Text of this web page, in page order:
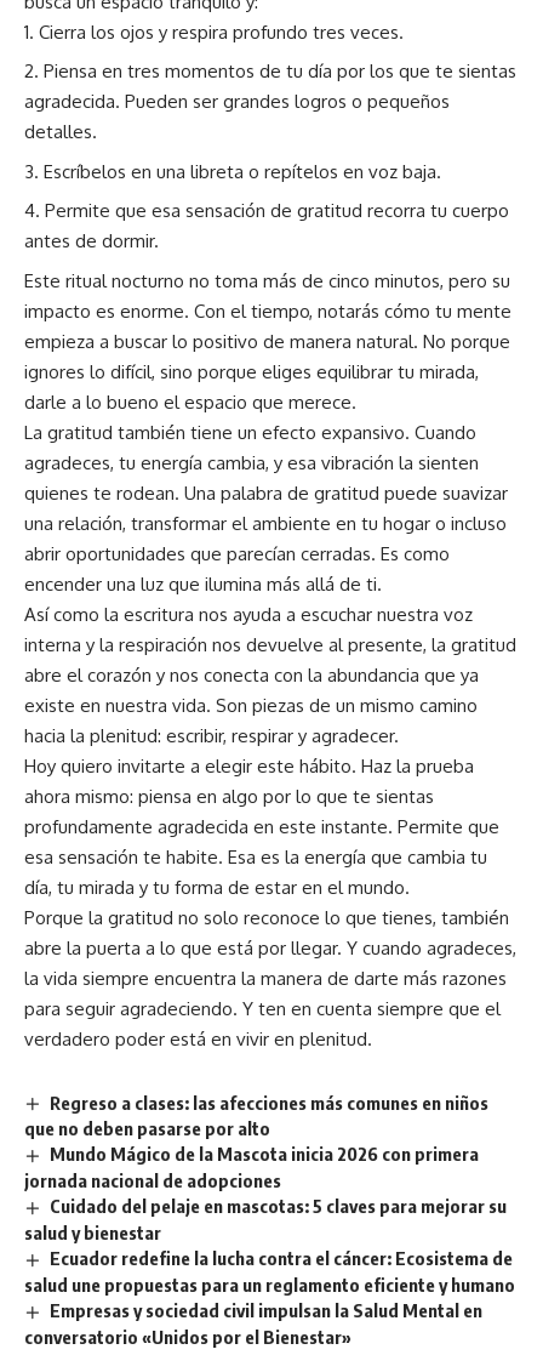
Cierra los ojos y respira profundo tres veces.
Piensa en tres momentos de tu día por los que te sientas
agradecida. Pueden ser grandes logros o pequeños
detalles.
Escríbelos en una libreta o repítelos en voz baja.
Permite que esa sensación de gratitud recorra tu cuerpo
antes de dormir.
Este ritual nocturno no toma más de cinco minutos, pero su
impacto es enorme. Con el tiempo, notarás cómo tu mente
empieza a buscar lo positivo de manera natural. No porque
ignores lo difícil, sino porque eliges equilibrar tu mirada,
darle a lo bueno el espacio que merece.
La gratitud también tiene un efecto expansivo. Cuando
agradeces, tu energía cambia, y esa vibración la sienten
quienes te rodean. Una palabra de gratitud puede suavizar
una relación, transformar el ambiente en tu hogar o incluso
abrir oportunidades que parecían cerradas. Es como
encender una luz que ilumina más allá de ti.
Así como la escritura nos ayuda a escuchar nuestra voz
interna y la respiración nos devuelve al presente, la gratitud
abre el corazón y nos conecta con la abundancia que ya
existe en nuestra vida. Son piezas de un mismo camino
hacia la plenitud: escribir, respirar y agradecer.
Hoy quiero invitarte a elegir este hábito. Haz la prueba
ahora mismo: piensa en algo por lo que te sientas
profundamente agradecida en este instante. Permite que
esa sensación te habite. Esa es la energía que cambia tu
día, tu mirada y tu forma de estar en el mundo.
Porque la gratitud no solo reconoce lo que tienes, también
abre la puerta a lo que está por llegar. Y cuando agradeces,
la vida siempre encuentra la manera de darte más razones
para seguir agradeciendo. Y ten en cuenta siempre que el
verdadero poder está en vivir en plenitud.
Regreso a clases: las afecciones más comunes en niños
que no deben pasarse por alto
Mundo Mágico de la Mascota inicia 2026 con primera
jornada nacional de adopciones
Cuidado del pelaje en mascotas: 5 claves para mejorar su
salud y bienestar
Ecuador redefine la lucha contra el cáncer: Ecosistema de
salud une propuestas para un reglamento eficiente y humano
Empresas y sociedad civil impulsan la Salud Mental en
conversatorio «Unidos por el Bienestar»